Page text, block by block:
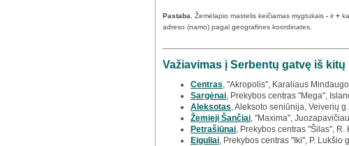
Pastaba. Žemėlapio mastelis keičiamas mygtukais - ir+
adreso (namo) pagal geografines koordinates.
Važiavimas į Serbentų gatvę iš
Centras , "Akropolis", Karaliaus
Sargėnai , Prekybos centras "Mega",
Aleksotas , Aleksoto seniūnija, Veiverių
Žemieji Šančiai , "Maxima",
Petrašiūnai , Prekybos centras "Šilas",
Eiguliai , Prekybos centras "Iki", P. Lukšio